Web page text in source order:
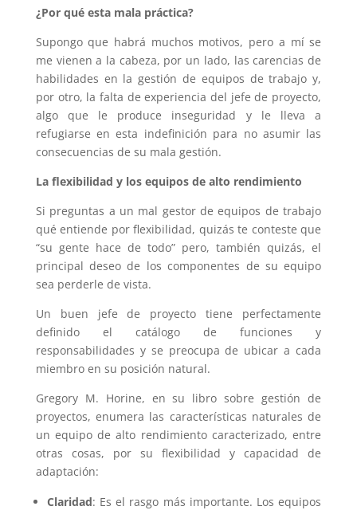
¿Por qué esta mala práctica?
Supongo que habrá muchos motivos, pero a mí se
me vienen a la cabeza, por un lado, las carencias de
habilidades en la gestión de equipos de trabajo y,
por otro, la falta de experiencia del jefe de proyecto,
algo que le produce inseguridad y le lleva a
refugiarse en esta indefinición para no asumir las
consecuencias de su mala gestión.
La flexibilidad y los equipos de alto rendimiento
Si preguntas a un mal gestor de equipos de trabajo
qué entiende por flexibilidad, quizás te conteste que
“su gente hace de todo” pero, también quizás, el
principal deseo de los componentes de su equipo
sea perderle de vista.
Un buen jefe de proyecto tiene perfectamente
definido el catálogo de funciones y
responsabilidades y se preocupa de ubicar a cada
miembro en su posición natural.
Gregory M. Horine, en su libro sobre gestión de
proyectos, enumera las características naturales de
un equipo de alto rendimiento caracterizado, entre
otras cosas, por su flexibilidad y capacidad de
adaptación:
Claridad: Es el rasgo más importante. Los equipos